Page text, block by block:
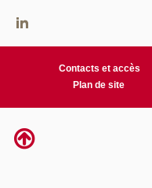
Contacts et accès
Plan de site